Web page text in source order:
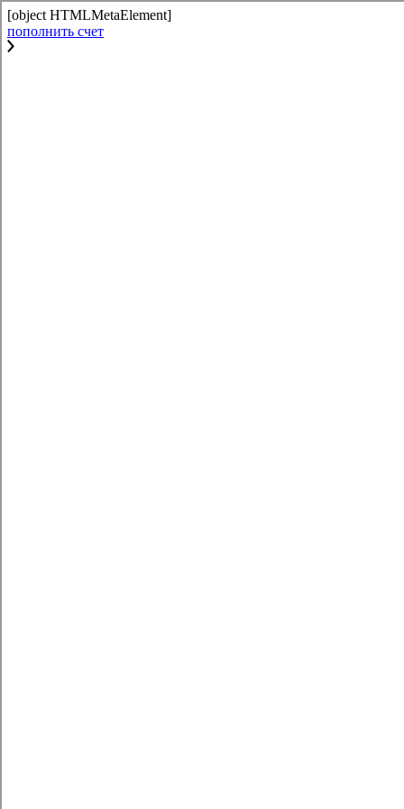
[object HTMLMetaElement]
пополнить счет